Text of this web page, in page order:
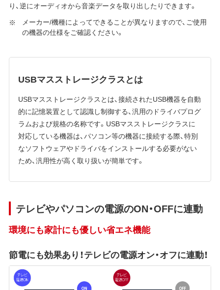
り、逆にオーディオから音楽データを取り出したりできます。
メーカー/機種によってできることが異なりますので、ご使用
の機器の仕様をご確認ください。
USBマスストレージクラスとは
USBマスストレージクラスとは、接続されたUSB機器を自動
的に記憶装置として認識し制御する、汎用のドライバプログ
ラムおよび規格の名称です。USBマスストレージクラスに
対応している機器は、パソコン等の機器に接続する際、特別
なソフトウェアやドライバをインストールする必要がない
ため、汎用性が高く取り扱いが簡単です。
テレビやパソコンの電源のON・OFFに連動
環境にも家計にも優しい省エネ機能
節電にも効果あり！テレビの電源オン・オフに連動！